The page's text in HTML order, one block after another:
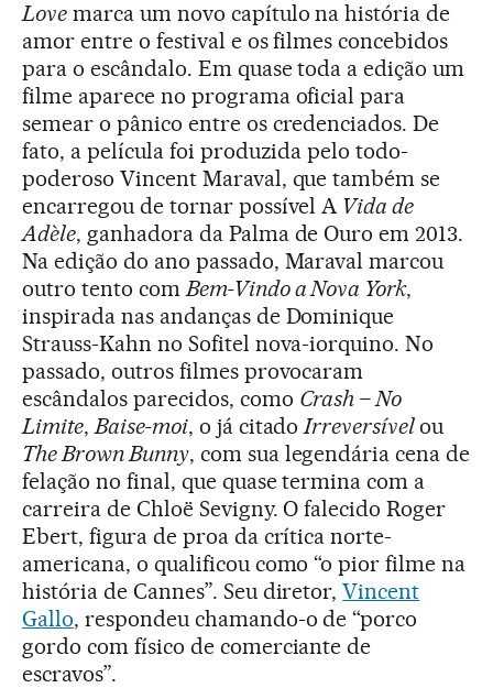
Lovemarca um novo capítulo na história de
amor entre o festival e os filmes concebidos
para o escândalo. Em quase toda a edição um
filme aparece no programa oficial para
semear o pânico entre os credenciados. De
fato, a película foi produzida pelo todo-
poderoso Vincent Maraval, que também se
encarregou de tornar possível A Vida de
Adèle, ganhadora da Palma de Ouro em 2013.
Na edição do ano passado, Maraval marcou
outro tento com Bem-Vindo a Nova York,
inspirada nas andanças de Dominique
Strauss-Kahn no Sofitel nova-iorquino. No
passado, outros filmes provocaram
escândalos parecidos, como Crash – No
Limite, Baise-moi, o já citado Irreversívelou
The Brown Bunny, com sua legendária cena de
felação no final, que quase termina com a
carreira de Chloë Sevigny. O falecido Roger
Ebert, figura de proa da crítica norte-
americana, o qualificou como “o pior filme na
história de Cannes”. Seu diretor,Vincent
Gallo, respondeu chamando-o de “porco
gordo com físico de comerciante de
escravos”.